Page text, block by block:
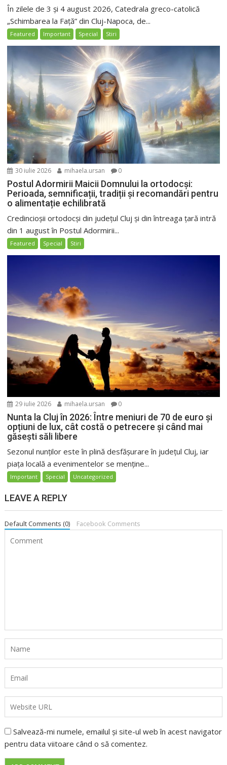
În zilele de 3 și 4 august 2026, Catedrala greco-catolică
„Schimbarea la Față” din Cluj-Napoca, de...
Featured Important Special Stiri
30 iulie 2026 mihaela.ursan 0
Postul Adormirii Maicii Domnului la ortodocși:
Perioada, semnificații, tradiții și recomandări pentru
o alimentație echilibrată
Credincioșii ortodocși din județul Cluj și din întreaga țară intră
din 1 august în Postul Adormirii...
Featured Special Stiri
29 iulie 2026 mihaela.ursan 0
Nunta la Cluj în 2026: Între meniuri de 70 de euro și
opțiuni de lux, cât costă o petrecere și când mai
găsești săli libere
Sezonul nunților este în plină desfășurare în județul Cluj, iar
piața locală a evenimentelor se menține...
Important Special Uncategorized
LEAVE A REPLY
Default Comments (0) Facebook Comments
Salvează-mi numele, emailul și site-ul web în acest navigator
pentru data viitoare când o să comentez.